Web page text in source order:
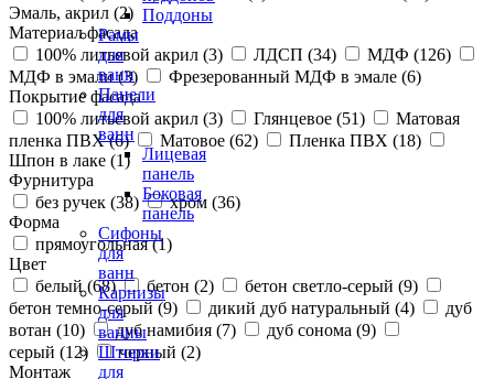
Поддоны
Рамы
для
ванн
Панели
для
ванн
Лицевая
панель
Боковая
панель
Сифоны
для
ванн
Карнизы
для
ванны
Шторки
для
Эмаль, акрил (2)
Материал фасада
100% литьевой акрил (3) ЛДСП (34) МДФ (126)
МДФ в эмали (3) Фрезерованный МДФ в эмале (6)
Покрытие фасада
100% литьевой акрил (3) Глянцевое (51)
Матовая
пленка ПВХ (6) Матовое (62) Пленка ПВХ (18)
Шпон в лаке (1)
Фурнитура
без ручек (38) хром (36)
Форма
прямоугольная (1)
Цвет
белый (68) бетон (2) бетон светло-серый (9)
бетон темно-серый (9) дикий дуб натуральный (4)
дуб
вотан (10) дуб намибия (7) дуб сонома (9)
серый (12) черный (2)
Монтаж